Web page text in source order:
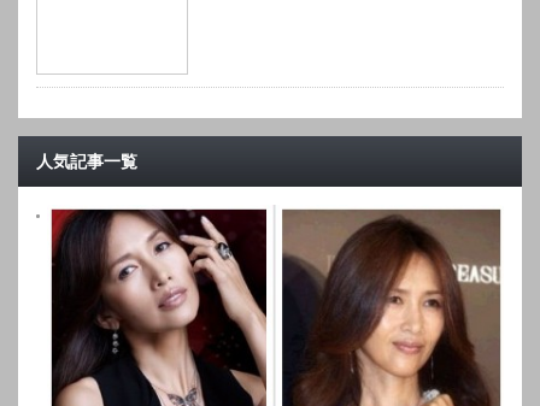
人気記事一覧